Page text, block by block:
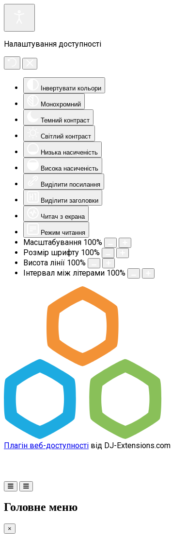
Налаштування доступності
Інвертувати кольори
Монохромний
Темний контраст
Світлий контраст
Низька насиченість
Висока насиченість
Виділити посилання
Виділити заголовки
Читач з екрана
Режим читання
Масштабування 100%
Розмір шрифту 100%
Висота лінії 100%
Інтервал між літерами 100%
Плагін веб-доступності від DJ-Extensions.com
Головне меню
×